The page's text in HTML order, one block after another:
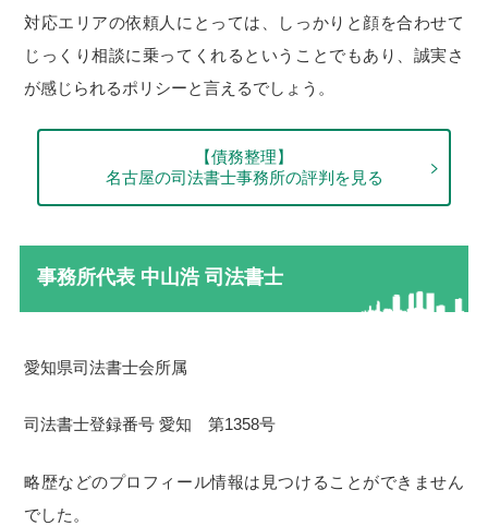
対応エリアの依頼人にとっては、しっかりと顔を合わせて
じっくり相談に乗ってくれるということでもあり、誠実さ
が感じられるポリシーと言えるでしょう。
【債務整理】
名古屋の司法書士事務所の評判を見る
事務所代表 中山浩 司法書士
愛知県司法書士会所属
司法書士登録番号 愛知 第1358号
略歴などのプロフィール情報は見つけることができません
でした。